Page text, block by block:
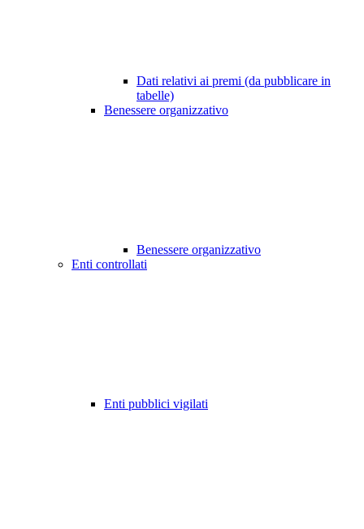
Dati relativi ai premi (da pubblicare in
tabelle)
Benessere organizzativo
Benessere organizzativo
Enti controllati
Enti pubblici vigilati